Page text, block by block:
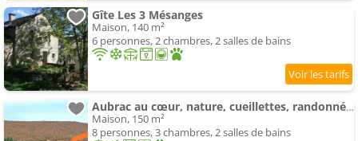
Gîte Les 3 Mésanges
Maison, 140 m²
6 personnes, 2 chambres, 2 salles de bains
Aubrac au cœur, nature, cueillettes, randonnées sur magnifique pl
Maison, 150 m²
8 personnes, 3 chambres, 2 salles de bains